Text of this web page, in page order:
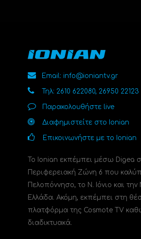
Email: info@ioniantv.gr
Τηλ: 2610 622080, 26950 22123
Παρακολουθήστε live
Διαφημιστείτε στο Ionian
Επικοινωνήστε με το Ionian
Το Ionian εκπέμπει μέσω Digea
Περιφερειακή Ζώνη 6 που
Πελοπόννησο, το N. Ιόνιο και
Ελλάδα. Ακόμη, εκπέμπει στη
πλατφόρμα της Cosmote TV
διαδικτυακά.